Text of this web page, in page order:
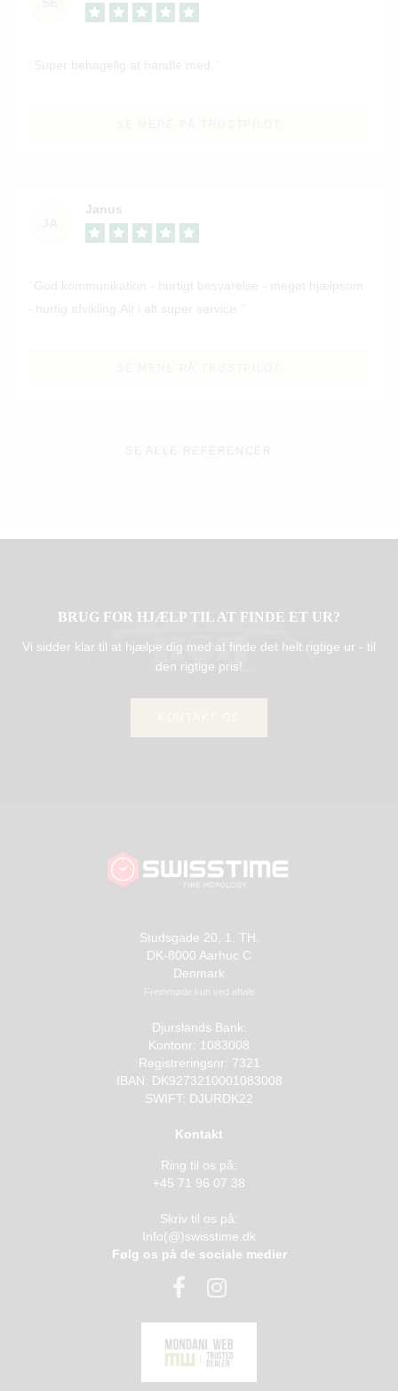
Super behagelig at handle med.
Janus
God kommunikation - hurtigt besvarelse - meget hjælpsom
- hurtig afvikling.Alt i alt super service.
BRUG FOR HJÆLP TIL AT FINDE ET UR?
Vi sidder klar til at hjælpe dig med at finde det helt rigtige ur - til
den rigtige pris!
Studsgade 20, 1. TH.
DK-8000 Aarhuc C
Denmark
Fremmøde kun ved aftale
Djurslands Bank:
Kontonr: 1083008
Registreringsnr: 7321
IBAN: DK9273210001083008
SWIFT: DJURDK22
Kontakt
Ring til os på:
+45 71 96 07 38
Skriv til os på:
Info(@)swisstime.dk
Følg os på de sociale medier